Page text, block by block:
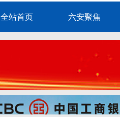
全站首页 六安聚焦